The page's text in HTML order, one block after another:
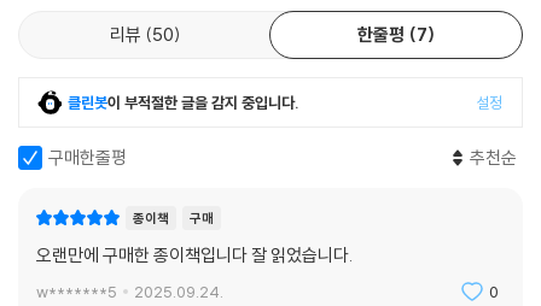
리뷰 50 한줄평 7
클린봇이 부적절한 글을 감지 중입니다. 설정
구매한줄평 추천순
종이책 구매
오랜만에 구매한 종이책입니다 잘 읽었습니다.
w*******5 2025.09.24. 0